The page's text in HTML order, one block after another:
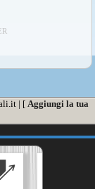
| [ Aggiungi la tua